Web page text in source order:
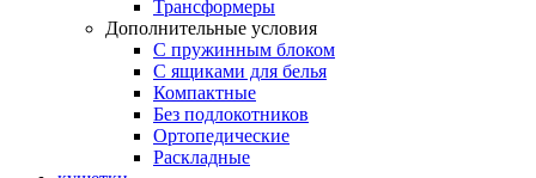
Трансформеры
Дополнительные условия
С пружинным блоком
С ящиками для белья
Компактные
Без подлокотников
Ортопедические
Раскладные